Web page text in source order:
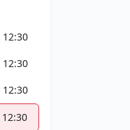
12:30
12:30
12:30